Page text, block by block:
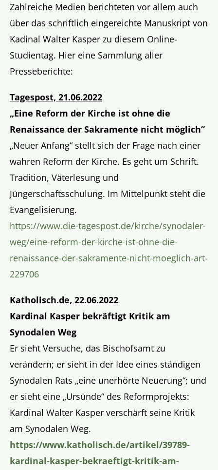
Zahlreiche Medien berichteten vor allem auch
über das schriftlich eingereichte Manuskript von
Kadinal Walter Kasper zu diesem Online-
Studientag. Hier eine Sammlung aller
Presseberichte:
Tagespost, 21.06.2022
„Eine Reform der Kirche ist ohne die
Renaissance der Sakramente nicht möglich“
„Neuer Anfang“ stellt sich der Frage nach einer
wahren Reform der Kirche. Es geht um Schrift.
Tradition, Väterlesung und
Jüngerschaftsschulung. Im Mittelpunkt steht die
Evangelisierung.
https://www.die-tagespost.de/kirche/synodaler-
weg/eine-reform-der-kirche-ist-ohne-die-
renaissance-der-sakramente-nicht-moeglich-art-
229706
Katholisch.de, 22.06.2022
Kardinal Kasper bekräftigt Kritik am
Synodalen Weg
Er sieht Versuche, das Bischofsamt zu
verändern; er sieht in der Idee eines ständigen
Synodalen Rats „eine unerhörte Neuerung“; und
er sieht eine „Ursünde“ des Reformprojekts:
Kardinal Walter Kasper verschärft seine Kritik
am Synodalen Weg.
https://www.katholisch.de/artikel/39789-
kardinal-kasper-bekraeftigt-kritik-am-